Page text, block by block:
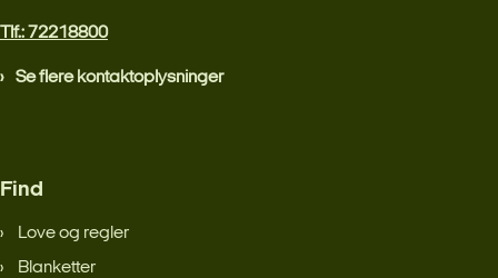
Tlf.: 72218800
Se flere kontaktoplysninger
Find
Love og regler
Blanketter